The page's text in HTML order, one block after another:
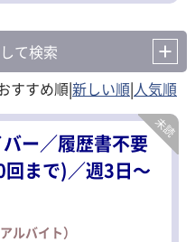
て検索
|
|
ー／履歴書不要
まで)／週3日～
ルバイト）